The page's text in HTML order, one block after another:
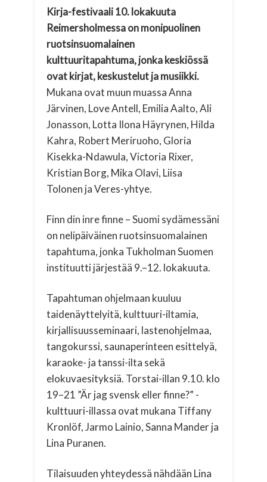
Kirja-festivaali 10. lokakuuta
Reimersholmessa on monipuolinen
ruotsinsuomalainen
kulttuuritapahtuma, jonkakeskiössä
ovat kirjat, keskustelut ja musiikki.
Mukana ovat muun muassa Anna
Järvinen, Love Antell, Emilia Aalto, Ali
Jonasson, Lotta Ilona Häyrynen, Hilda
Kahra, Robert Meriruoho, Gloria
Kisekka-Ndawula, Victoria Rixer,
Kristian Borg, Mika Olavi, Liisa
Tolonen ja Veres-yhtye.
Finn din inre finne – Suomi sydämessäni
on nelipäiväinen ruotsinsuomalainen
tapahtuma, jonka Tukholman Suomen
instituutti järjestää 9.–12. lokakuuta.
Tapahtuman ohjelmaan kuuluu
taidenäyttelyitä, kulttuuri-iltamia,
kirjallisuusseminaari, lastenohjelmaa,
tangokurssi, saunaperinteen esittelyä,
karaoke- ja tanssi-ilta sekä
elokuvaesityksiä. Torstai-illan 9.10. klo
19–21 ”Är jag svensk eller finne?” -
kulttuuri-illassa ovat mukana Tiffany
Kronlöf, Jarmo Lainio, Sanna Mander ja
Lina Puranen.
Tilaisuuden yhteydessä nähdään Lina